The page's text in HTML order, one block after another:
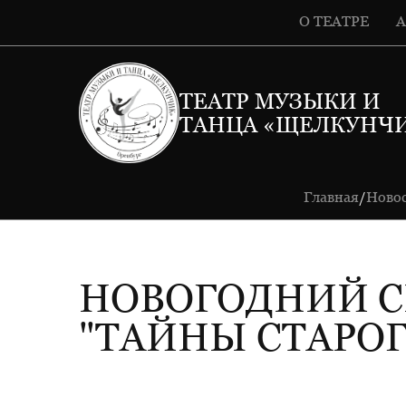
О ТЕАТРЕ
ТЕАТР МУЗЫКИ И
ТАНЦА
Главная/
НОВОГОДНИЙ
"ТАЙНЫ